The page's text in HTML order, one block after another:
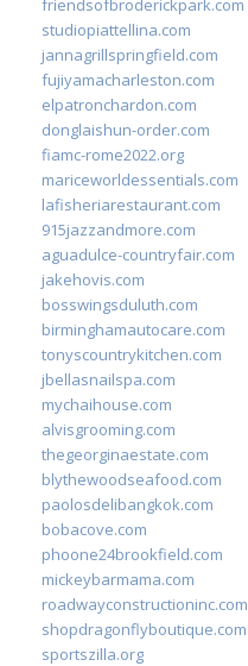
studiopiattellina.com
jannagrillspringfield.com
fujiyamacharleston.com
elpatronchardon.com
donglaishun-order.com
fiamc-rome2022.org
mariceworldessentials.com
lafisheriarestaurant.com
915jazzandmore.com
aguadulce-countryfair.com
jakehovis.com
bosswingsduluth.com
birminghamautocare.com
tonyscountrykitchen.com
jbellasnailspa.com
mychaihouse.com
alvisgrooming.com
thegeorginaestate.com
blythewoodseafood.com
paolosdelibangkok.com
bobacove.com
phoone24brookfield.com
mickeybarmama.com
roadwayconstructioninc.com
shopdragonflyboutique.com
sportszilla.org